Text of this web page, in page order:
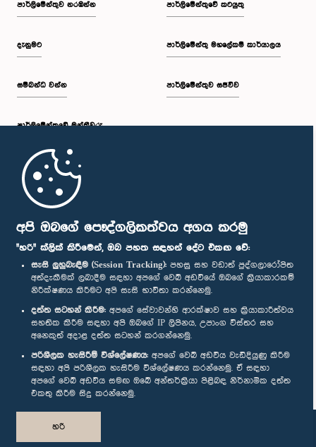
අපි ඔබගේ පෞද්ගලිකත්වය අගය කරමු
"හරි" ක්ලික් කිරීමෙන්, ඔබ පහත සඳහන් දේට එකඟ වේ:
සැසි ලුහුබැඳීම (Session Tracking): පහසු සහ වඩාත් පුද්ගලාරෝපිත
අත්දැකීමක් ලබාදීම සඳහා අපගේ වෙබ් අඩවියේ ඔබගේ ක්‍රියාකාරකම්
නිරීක්ෂණය කිරීමට අපි සැසි භාවිතා කරන්නෙමු.
දත්ත සටහන් කිරීම: අපගේ සේවාවන්හි ආරක්ෂාව සහ ක්‍රියාකාරීත්වය
සහතික කිරීම සඳහා අපි ඔබගේ IP ලිපිනය, උපාංග විස්තර සහ
අනෙකුත් අදාළ දත්ත සටහන් කරගන්නෙමු.
පරිශීලක හැසිරීම් විශ්ලේෂණය: අපගේ වෙබ් අඩවිය වැඩිදියුණු කිරීම
සඳහා අපි පරිශීලක හැසිරීම විශ්ලේෂණය කරන්නෙමු. ඒ සඳහා
අපගේ වෙබ් අඩවිය සමඟ ඔබේ අන්තර්ක්‍රියා පිළිබඳ නිර්නාමික දත්ත
එකතු කිරීම සිදු කරන්නෙමු.
හරි
පාර්ලි‌මේන්තුව නරඹන්න
දැනුමට
සම්බන්ධ වන්න
පාර්ලි‌මේන්තුවේ මන්ත්‍රීවරු
මුල් පිටුව
පාර්ලිමේන්තුවේ කටයුතු
පාර්ලිමේන්තු මහලේකම් කාර්යාලය
පාර්ලිමේන්තුව සජීවීව
පාර්ලිමේන්තු ජංගම යෙදුම
අප හා සම්බන්ධ වී සිටින්න :
සම්මාන
පෞද්ගලිකත්ව ප්‍රතිපත්තිය